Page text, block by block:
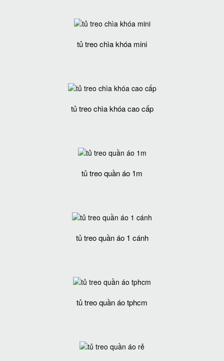
tủ treo chìa khóa mini
tủ treo chìa khóa cao cấp
tủ treo quần áo 1m
tủ treo quần áo 1 cánh
tủ treo quần áo tphcm